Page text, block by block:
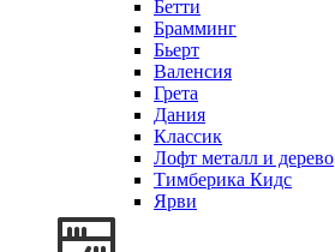
Бетти
Брамминг
Бьерт
Валенсия
Грета
Дания
Классик
Лофт металл и дерево
Тимберика Кидс
Ярви